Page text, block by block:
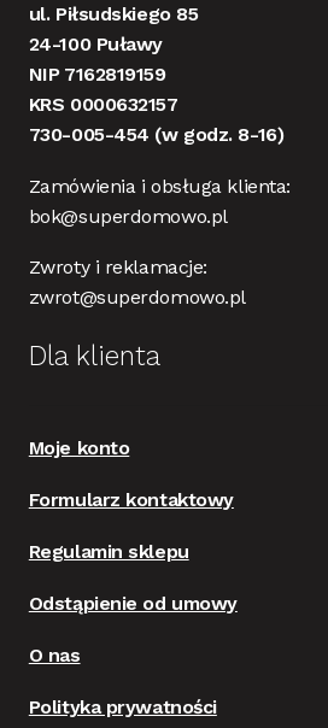
ul. Piłsudskiego 85
24-100 Puławy
NIP 7162819159
KRS 0000632157
730-005-454 (w godz. 8-16)
Zamówienia i obsługa klienta:
bok@superdomowo.pl
Zwroty i reklamacje:
zwrot@superdomowo.pl
Dla klienta
Moje konto
Formularz kontaktowy
Regulamin sklepu
Odstąpienie od umowy
O nas
Polityka prywatności